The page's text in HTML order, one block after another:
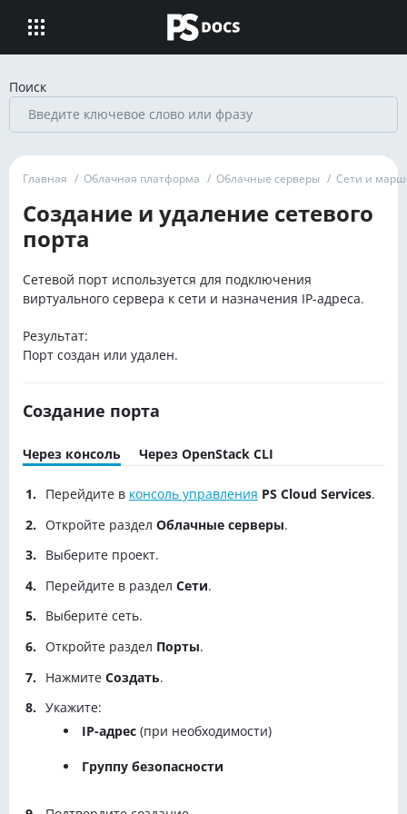
Поиск
Главная / Облачная платформа / Облачные серверы / Сети и
Создание и удаление сетевого
порта
Сетевой порт используется для подключения
виртуального сервера к сети и назначения IP-адреса.
Результат:
Порт создан или удален.
Создание порта
Через консоль Через OpenStack CLI
Перейдите в консоль управления PS Cloud Services.
Откройте раздел Облачные серверы.
Выберите проект.
Перейдите в раздел Сети.
Выберите сеть.
Откройте раздел Порты.
Нажмите Создать.
Укажите:
IP-адрес (при необходимости)
Группу безопасности